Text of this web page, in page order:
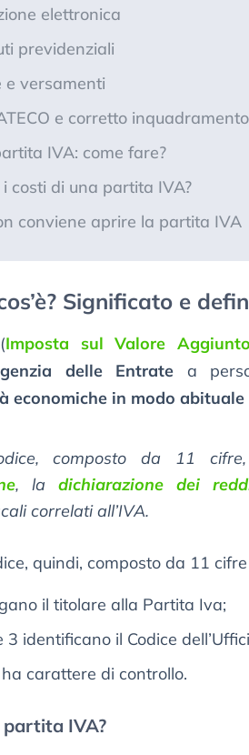
elettronica
previdenziali
e versamenti
e corretto
IVA: come fare?
costi di una partita IVA?
conviene aprire la partita IVA
Significato e
Imposta sul Valore Aggiunto
delle Entrate a
economiche in modo abituale
composto da 11
, ladichiarazione dei
correlati all’IVA.
quindi, composto da 11
il titolare alla Partita Iva;
3 identificano il Codice
carattere di controllo.
IVA?